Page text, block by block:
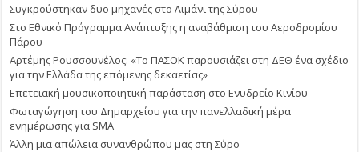
Συγκρούστηκαν δυο μηχανές στο Λιμάνι της Σύρου
Στο Εθνικό Πρόγραμμα Ανάπτυξης η αναβάθμιση του Αεροδρομίου
Πάρου
Αρτέμης Ρουσσουνέλος: «Το ΠΑΣΟΚ παρουσιάζει στη ΔΕΘ ένα σχέδιο
για την Ελλάδα της επόμενης δεκαετίας»
Επετειακή μουσικοποιητική παράσταση στο Ενυδρείο Κινίου
Φωταγώγηση του Δημαρχείου για την πανελλαδική μέρα
ενημέρωσης για SMA
Άλλη μια απώλεια συνανθρώπου μας στη Σύρο